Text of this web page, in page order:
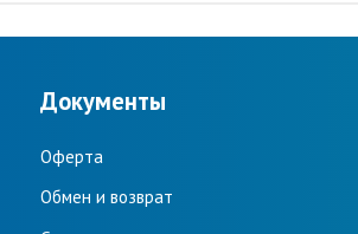
Документы
Оферта
Обмен и возврат